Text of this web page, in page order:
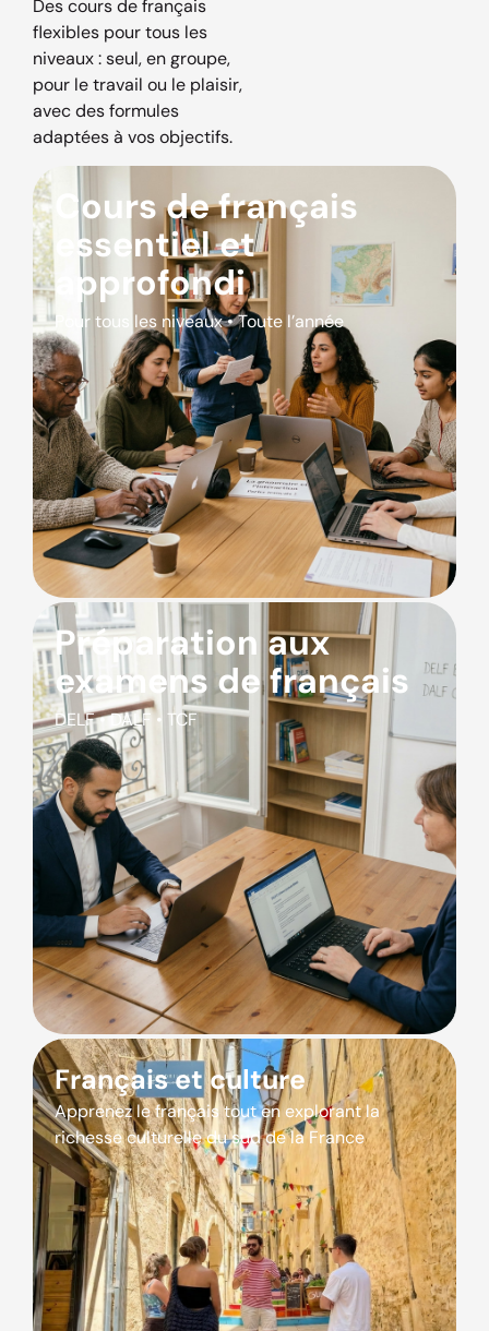
Des cours de français
flexibles pour tous les
niveaux : seul, en groupe,
pour le travail ou le plaisir,
avec des formules
adaptées à vos objectifs.
Cours de français
essentiel et
approfondi
Pour tous les niveaux • Toute l’année
Préparation aux
examens de français
DELF • DALF • TCF
Français et culture
Apprenez le français tout en explorant la
richesse culturelle du sud de la France